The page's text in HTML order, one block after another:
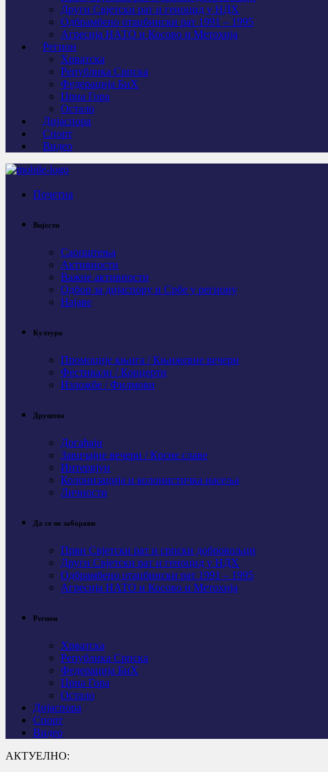
Други Свјетски рат и геноцид у НДХ
Одбрамбено отаџбински рат 1991 – 1995
Агресија НАТО и Косово и Метохија
Регион
Хрватска
Република Српска
Федерација БиХ
Црна Гора
Остало
Дијаспора
Спорт
Видео
Почетна
Вијести
Саопштења
Активности
Важне активности
Одбор за дијаспору и Србе у региону
Најаве
Култура
Промоције књига / Књижевне вечери
Фестивали / Концерти
Изложбе / Филмови
Друштво
Догађаји
Завичајне вечери / Крсне славе
Интервјуи
Колонизација и колонистичка насеља
Личности
Да се не заборави
Први Свјeтски рат и српски добровољци
Други Свјетски рат и геноцид у НДХ
Одбрамбено отаџбински рат 1991 – 1995
Агресија НАТО и Косово и Метохија
Регион
Хрватска
Република Српска
Федерација БиХ
Црна Гора
Остало
Дијаспора
Спорт
Видео
АКТУЕЛНО: